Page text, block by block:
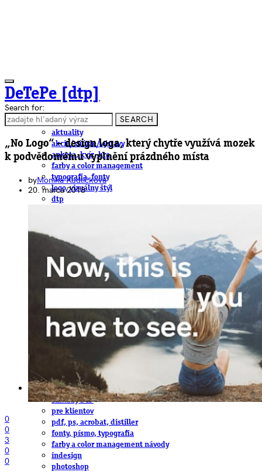
DeTePe [dtp]
ČLÁNKY
aktuality
akcie/súťaže/výstavy
anketa, kvíz, hra
farby a color management
typografia, fonty
logo, vizuálny štýl
dtp
fotografia
knihy
web
3D
hardware
na stiahnutie
obludárium
video
FREE
NÁVODY
základy DTP
pre klientov
pdf, ps, acrobat, distiller
fonty, písmo, typografia
farby a color management návody
indesign
photoshop
Search for:
SEARCH
„No Logo“ – design loga, který chytře využívá mozek
k podvědomému vyplnění prázdného místa
byMonika Kudličková
20. marca 2018
0
0
3
0
0